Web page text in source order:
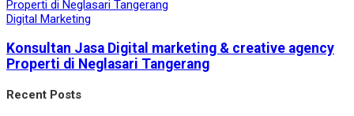
Digital Marketing
Konsultan Jasa Digital marketing & creative agency
Properti di Neglasari Tangerang
Recent Posts